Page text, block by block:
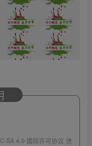
SA 4.0 国际许可协议 进